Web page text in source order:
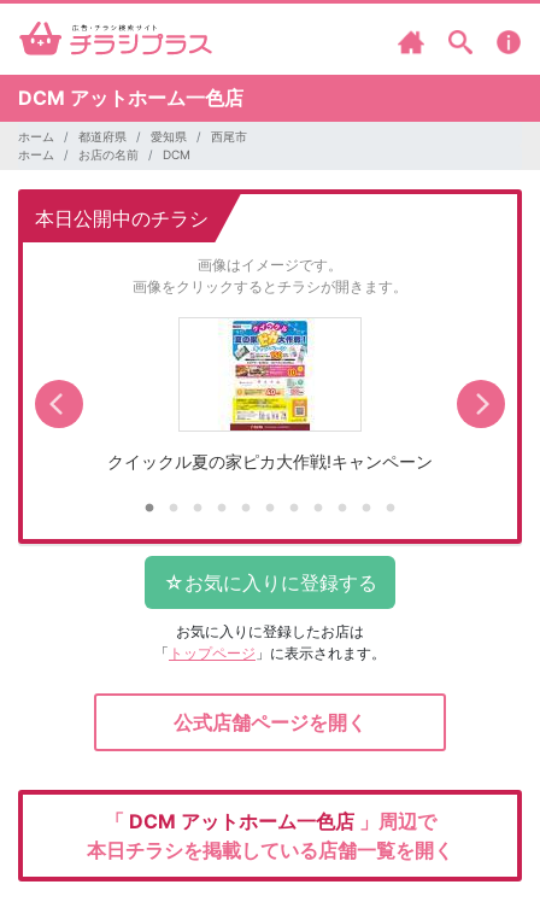
DCM アットホーム一色店
ホーム 都道府県 愛知県
西尾市
ホーム
お店の名前 DCM
本日公開中のチラシ
画像はイメージです。
画像をクリックするとチラシが開きます。
クイックル夏の家ピカ大作戦!キャンペーン
お気に入りに登録したお店は
「 トップページ 」に表示されます。
公式店舗ページを開く
「 DCM アットホーム一色店 」周辺で
本日チラシを掲載している店舗一覧を開く